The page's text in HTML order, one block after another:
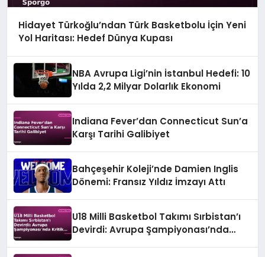
Hidayet Türkoğlu’ndan Türk Basketbolu İçin Yeni
Yol Haritası: Hedef Dünya Kupası
NBA Avrupa Ligi’nin İstanbul Hedefi: 10
Yılda 2,2 Milyar Dolarlık Ekonomi
Indiana Fever’dan Connecticut Sun’a
Karşı Tarihi Galibiyet
Bahçeşehir Koleji’nde Damien Inglis
Dönemi: Fransız Yıldız İmzayı Attı
U18 Milli Basketbol Takımı Sırbistan’ı
Devirdi: Avrupa Şampiyonası’nda